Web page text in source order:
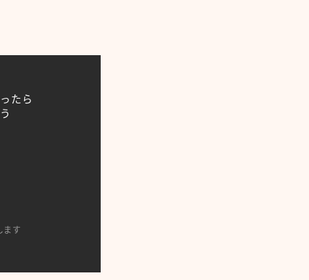
たら
ます